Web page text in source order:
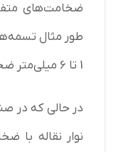
ضخامت‌های
طور مثال
1 تا 6 میلی‌متر ضخامت دارند.
در حالی که در
نوار نقاله با